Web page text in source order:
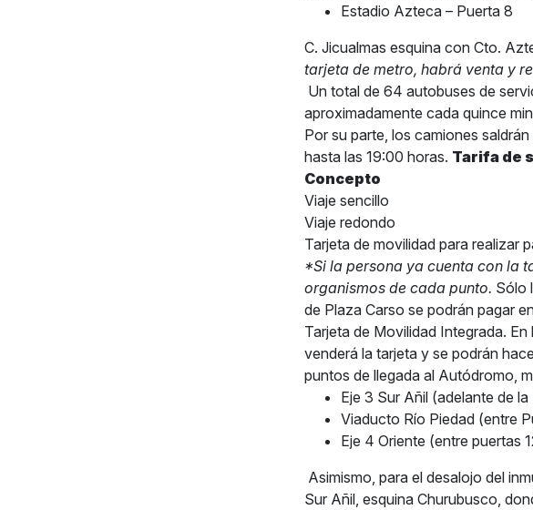
Estadio Azteca – Puerta 8
C. Jicualmas esquina con Cto.
tarjeta de metro, habrá venta y
Un total de 64 autobuses de
aproximadamente cada quince
Por su parte, los camiones
hasta las 19:00 horas. Tarifa de
Concepto
Viaje sencillo
Viaje redondo
Tarjeta de movilidad para realizar
*Si la persona ya cuenta con la
organismos de cada punto. Sólo
de Plaza Carso se podrán pagar
Tarjeta de Movilidad Integrada.
venderá la tarjeta y se podrán
puntos de llegada al Autódromo,
Eje 3 Sur Añil (adelante de
Viaducto Río Piedad (entre
Eje 4 Oriente (entre puertas
Asimismo, para el desalojo del
Sur Añil, esquina Churubusco,